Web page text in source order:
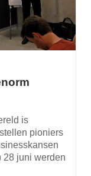
is
pioniers
28 juni werden